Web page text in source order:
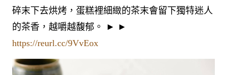
碎末下去烘烤，蛋糕裡細緻的茶末會留下獨特迷人
的茶香，越嚼越馥郁。 ► ►
https://reurl.cc/9VvEox